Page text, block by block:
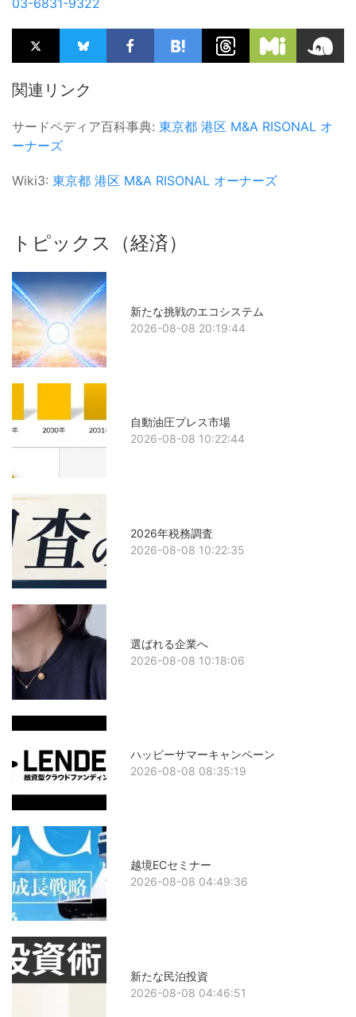
03-6831-9322
関連リンク
サードペディア百科事典: 東京都 港区 M&A RISONAL オ
ーナーズ
Wiki3: 東京都 港区 M&A RISONAL オーナーズ
トピックス（経済）
新たな挑戦のエコシステム
2026-08-08 20:19:44
自動油圧プレス市場
2026-08-08 10:22:44
2026年税務調査
2026-08-08 10:22:35
選ばれる企業へ
2026-08-08 10:18:06
ハッピーサマーキャンペーン
2026-08-08 08:35:19
越境ECセミナー
2026-08-08 04:49:36
新たな民泊投資
2026-08-08 04:46:51